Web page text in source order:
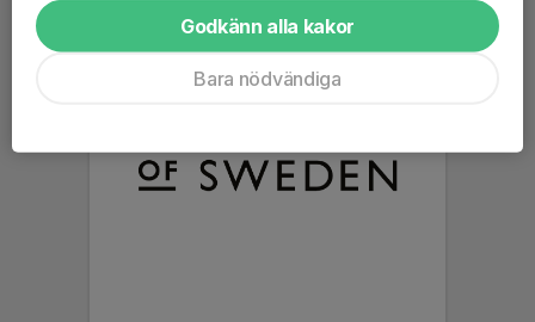
Godkänn alla kakor
Bara nödvändiga